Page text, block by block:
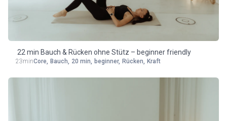
22 min Bauch & Rücken ohne Stütz – beginner friendly
23minCore, Bauch, 20 min, beginner, Rücken, Kraft